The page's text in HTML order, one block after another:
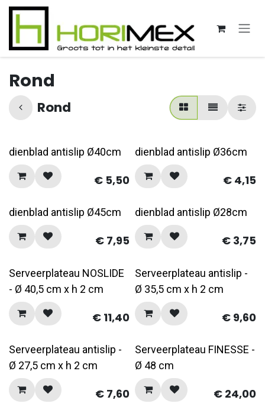
Overslaan naar inhoud
Rond
Rond
dienblad antislip Ø40cm
€ 5,50
dienblad antislip Ø36cm
€ 4,15
dienblad antislip Ø45cm
€ 7,95
dienblad antislip Ø28cm
€ 3,75
Serveerplateau NOSLIDE
- Ø 40,5 cm x h 2 cm
€ 11,40
Serveerplateau antislip -
Ø 35,5 cm x h 2 cm
€ 9,60
Serveerplateau antislip -
Ø 27,5 cm x h 2 cm
€ 7,60
Serveerplateau FINESSE -
Ø 48 cm
€ 24,00